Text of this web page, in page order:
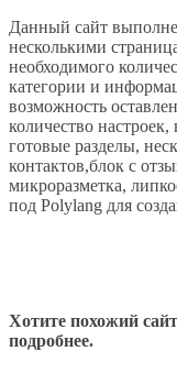
Данный сайт
несколькими
необходимого
категории и
возможность
количество
готовые разделы,
контактов,блок с
микроразметка,
под Polylang для
Хотите похожий
подробнее.